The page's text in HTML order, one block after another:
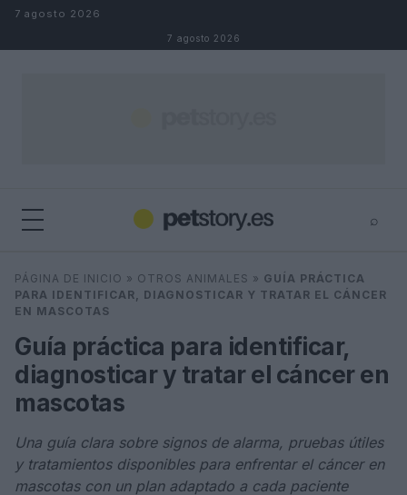
Saltar al contenido
7 agosto 2026
7 agosto 2026
⌕
Buscar ⌕
PÁGINA DE INICIO » OTROS ANIMALES » GUÍA PRÁCTICA
PARA IDENTIFICAR, DIAGNOSTICAR Y TRATAR EL CÁNCER
EN MASCOTAS
Guía práctica para identificar,
diagnosticar y tratar el cáncer en
mascotas
Una guía clara sobre signos de alarma, pruebas útiles
y tratamientos disponibles para enfrentar el cáncer en
mascotas con un plan adaptado a cada paciente